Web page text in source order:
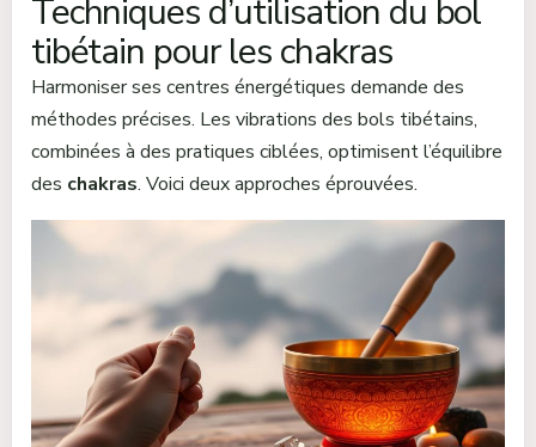
Techniques d’utilisation du bol
tibétain pour les chakras
Harmoniser ses centres énergétiques demande des
méthodes précises. Les vibrations des bols tibétains,
combinées à des pratiques ciblées, optimisent l’équilibre
des chakras. Voici deux approches éprouvées.